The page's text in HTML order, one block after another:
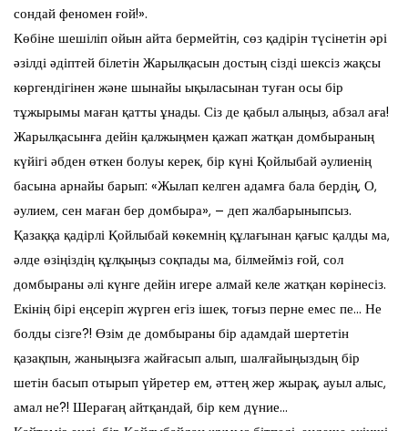
сондай феномен ғой!».
Көбіне шешіліп ойын айта бермейтін, сөз қадірін түсінетін әрі
әзілді әдіптей білетін Жарылқасын достың сізді шексіз жақсы
көргендігінен және шынайы ықыласынан туған осы бір
тұжырымы маған қатты ұнады. Сіз де қабыл алыңыз, абзал аға!
Жарылқасынға дейін қалжыңмен қажап жатқан домбыраның
күйігі әбден өткен болуы керек, бір күні Қойлыбай әулиенің
басына арнайы барып: «Жылап келген адамға бала бердің, О,
әулием, сен маған бер домбыра», – деп жалбарыныпсыз.
Қазаққа қадірлі Қойлыбай көкемнің құлағынан қағыс қалды ма,
әлде өзіңіздің құлқыңыз соқпады ма, білмейміз ғой, сол
домбыраны әлі күнге дейін игере алмай келе жатқан көрінесіз.
Екінің бірі еңсеріп жүрген егіз ішек, тоғыз перне емес пе… Не
болды сізге?! Өзім де домбыраны бір адамдай шертетін
қазақпын, жаныңызға жайғасып алып, шалғайыңыздың бір
шетін басып отырып үйретер ем, әттең жер жырақ, ауыл алыс,
амал не?! Шерағаң айтқандай, бір кем дүние…